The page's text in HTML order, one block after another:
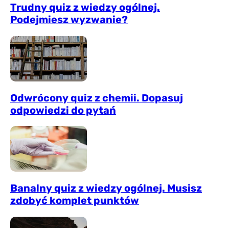
Trudny quiz z wiedzy ogólnej.
Podejmiesz wyzwanie?
Odwrócony quiz z chemii. Dopasuj
odpowiedzi do pytań
Banalny quiz z wiedzy ogólnej. Musisz
zdobyć komplet punktów